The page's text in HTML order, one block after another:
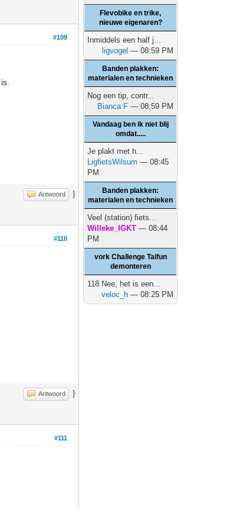
#109
Antwoord }
#110
Antwoord }
#111
Flevobike en trike,
nieuwe eigenaren?
Inmiddels een half j...
ligvogel — 08:59 PM
Banden plakken:
materialen en technieken
Nog een tip, contr...
Bianca F — 08:59 PM
Vandaag ben ik niet blij
omdat.....
Je plakt met h...
LigfietsWilsum — 08:45
PM
Banden plakken:
materialen en technieken
Veel (station) fiets...
Willeke_IGKT — 08:44
PM
vork Challenge Taifun
demonteren
118 Nee, het is een...
veloc_h — 08:25 PM